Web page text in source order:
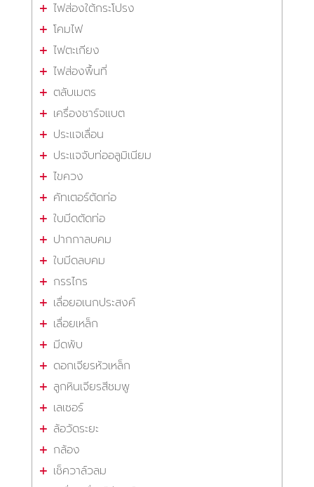
ไฟส่องใต้กระโปรง
โคมไฟ
ไฟตะเกียง
ไฟส่องพื้นที่
ตลับเมตร
เครื่องชาร์จแบต
ประแจเลื่อน
ประแจจับท่ออลูมิเนียม
ไขควง
คัทเตอร์ตัดท่อ
ใบมีดตัดท่อ
ปากกาลบคม
ใบมีดลบคม
กรรไกร
เลื่อยอเนกประสงค์
เลื่อยเหล็ก
มีดพับ
ดอกเจียรหัวเหล็ก
ลูกหินเจียรสีชมพู
เลเซอร์
ล้อวัดระยะ
กล้อง
เช็ควาล์วลม